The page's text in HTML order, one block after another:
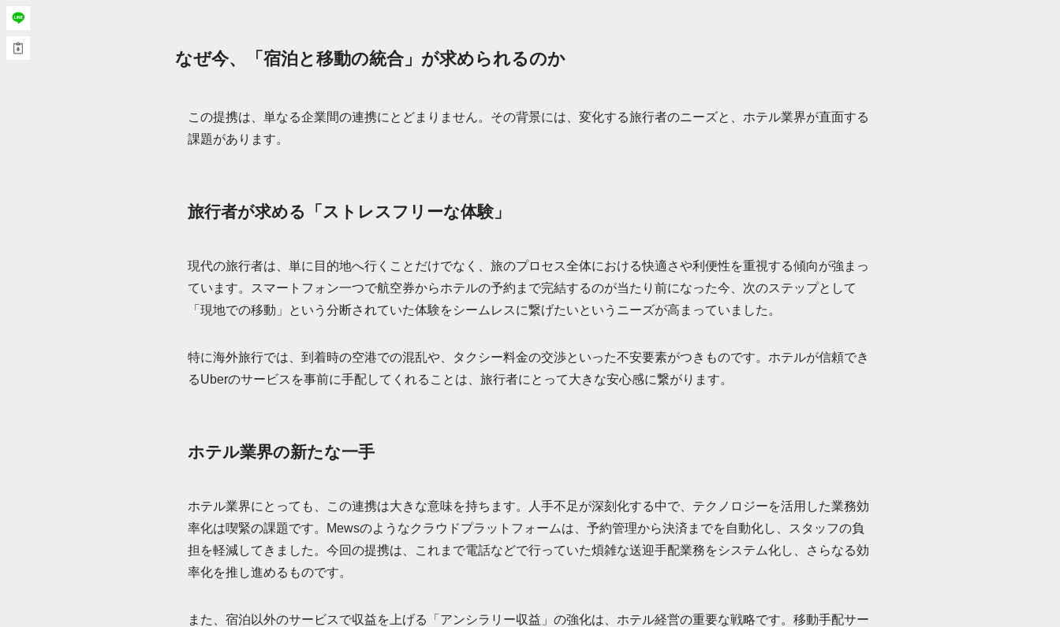
なぜ今、「宿泊と移動の統合」が求められるのか
この提携は、単なる企業間の連携にとどまりません。その背景には、変化する旅行者のニーズと、ホテル業界が直面する
課題があります。
旅行者が求める「ストレスフリーな体験」
現代の旅行者は、単に目的地へ行くことだけでなく、旅のプロセス全体における快適さや利便性を重視する傾向が強まっ
ています。スマートフォン一つで航空券からホテルの予約まで完結するのが当たり前になった今、次のステップとして
「現地での移動」という分断されていた体験をシームレスに繋げたいというニーズが高まっていました。
特に海外旅行では、到着時の空港での混乱や、タクシー料金の交渉といった不安要素がつきものです。ホテルが信頼でき
るUberのサービスを事前に手配してくれることは、旅行者にとって大きな安心感に繋がります。
ホテル業界の新たな一手
ホテル業界にとっても、この連携は大きな意味を持ちます。人手不足が深刻化する中で、テクノロジーを活用した業務効
率化は喫緊の課題です。Mewsのようなクラウドプラットフォームは、予約管理から決済までを自動化し、スタッフの負
担を軽減してきました。今回の提携は、これまで電話などで行っていた煩雑な送迎手配業務をシステム化し、さらなる効
率化を推し進めるものです。
また、宿泊以外のサービスで収益を上げる「アンシラリー収益」の強化は、ホテル経営の重要な戦略です。移動手配サー